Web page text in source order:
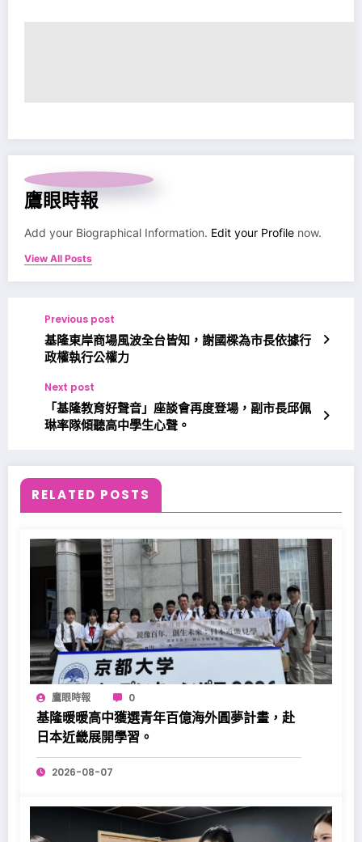
鷹眼時報
Add your Biographical Information. Edit your Profile now.
View All Posts
Previous post
基隆東岸商場風波全台皆知，謝國樑為市長依據行
政權執行公權力
Next post
「基隆教育好聲音」座談會再度登場，副市長邱佩
琳率隊傾聽高中學生心聲。
RELATED POSTS
鷹眼時報 0
基隆暖暖高中獲選青年百億海外圓夢計畫，赴
日本近畿展開學習。
2026-08-07